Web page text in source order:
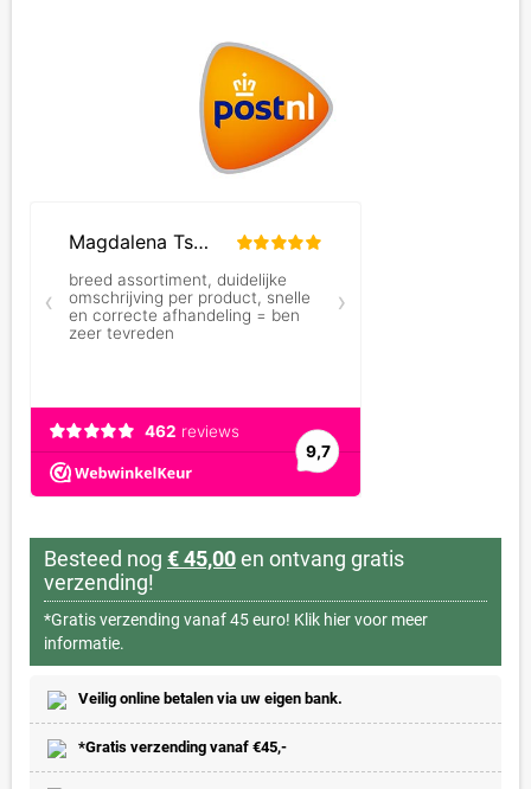
Besteed nog € 45,00en ontvang gratis
verzending!
*Gratis verzending vanaf 45 euro! Klik hier voor meer
informatie.
Veilig online betalen via uw eigen bank.
*Gratis verzending vanaf €45,-